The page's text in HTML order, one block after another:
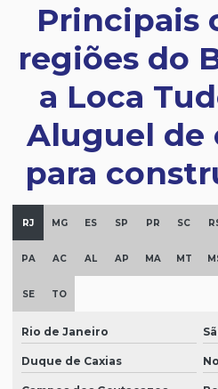
Principais
regiões do
a Loca
Aluguel de
para
RJ MG ES SP PR SC
PA AC AL AP MA MT
SE TO
Rio de Janeiro
Duque de Caxias